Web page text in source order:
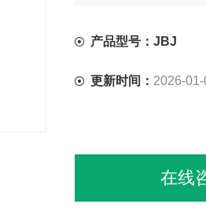
产品型号：JBJ
更新时间： 2026-01-
在线